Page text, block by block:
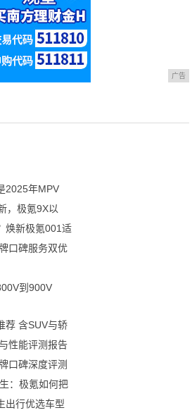
广告
2025年MPV
，极氪9X以
焕新极氪001适
口碑服务双优
到900V
荐 含SUV与轿
性能评测报告
口碑深度评测
：极氪如何把
出行优选车型